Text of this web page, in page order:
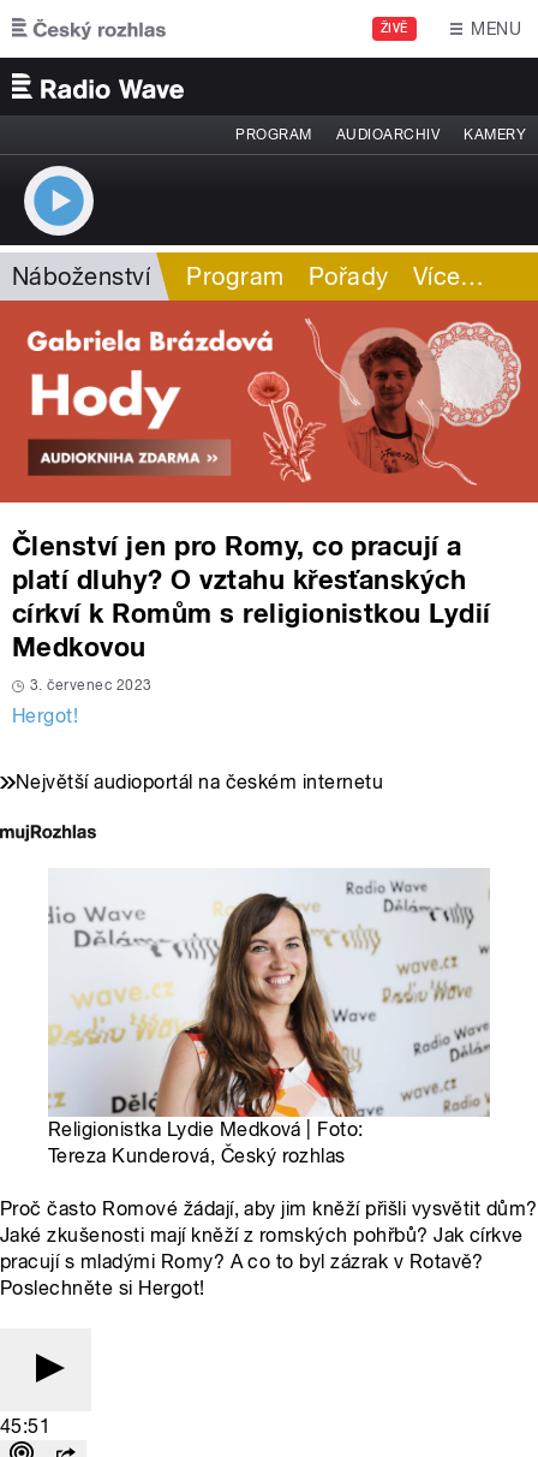
Přejít k hlavnímu obsahu
ŽIVĚ MENU
PROGRAM AUDIOARCHIV KAMERY
Náboženství Program Pořady Více…
Členství jen pro Romy, co pracují a
platí dluhy? O vztahu křesťanských
církví k Romům s religionistkou Lydií
Medkovou
3. červenec 2023
Hergot!
Největší audioportál na českém internetu
Religionistka Lydie Medková | Foto:
Tereza Kunderová, Český rozhlas
Proč často Romové žádají, aby jim kněží přišli vysvětit dům?
Jaké zkušenosti mají kněží z romských pohřbů? Jak církve
pracují s mladými Romy? A co to byl zázrak v Rotavě?
Poslechněte si Hergot!
45:51